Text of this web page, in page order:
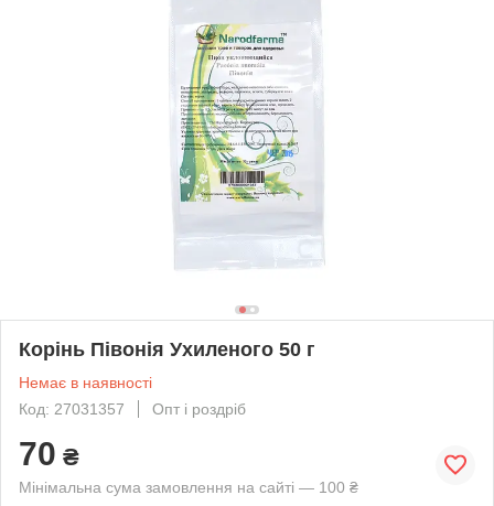
Корінь Півонія Ухиленого 50 г
Немає в наявності
Код: 27031357
Опт і роздріб
70 ₴
Мінімальна сума замовлення на сайті — 100 ₴